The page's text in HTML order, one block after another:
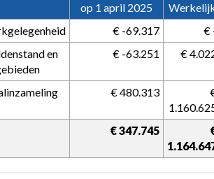
op 1 april 2025
€ -69.317 €
en
€ -63.251 €
€ 480.313
€ 347.745